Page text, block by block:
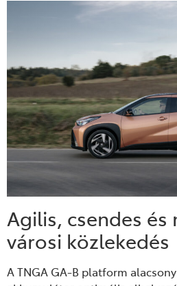
Agilis, csendes
városi közlekedés
A TNGA GA-B platform